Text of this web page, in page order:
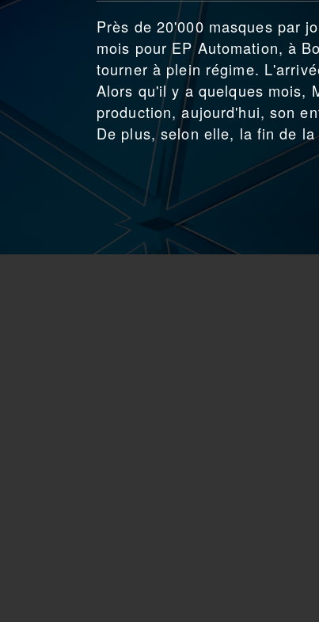
Près de 20'000 masques par
mois pour EP Automation, à
tourner à plein régime.
Alors qu'il y a quelques mois,
production, aujourd'hui, son
De plus, selon elle, la fin de